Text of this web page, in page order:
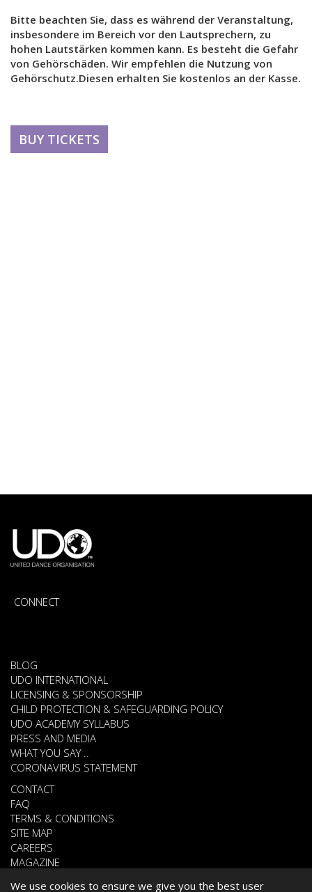
We use cookies to ensure we give you the best user
Bitte beachten Sie, dass es während der Veranstaltung,
insbesondere im Bereich vor den Lautsprechern, zu
hohen Lautstärken kommen kann. Es besteht die Gefahr
von Gehörschäden. Wir empfehlen die Nutzung von
Gehörschutz.Diesen erhalten Sie kostenlos an der Kasse.
BUY TICKETS
CONNECT
BLOG
UDO INTERNATIONAL
LICENSING & SPONSORSHIP
CHILD PROTECTION & SAFEGUARDING POLICY
UDO ACADEMY SYLLABUS
PRESS AND MEDIA
WHAT YOU SAY ..
CORONAVIRUS STATEMENT
CONTACT
FAQ
TERMS & CONDITIONS
SITE MAP
CAREERS
MAGAZINE